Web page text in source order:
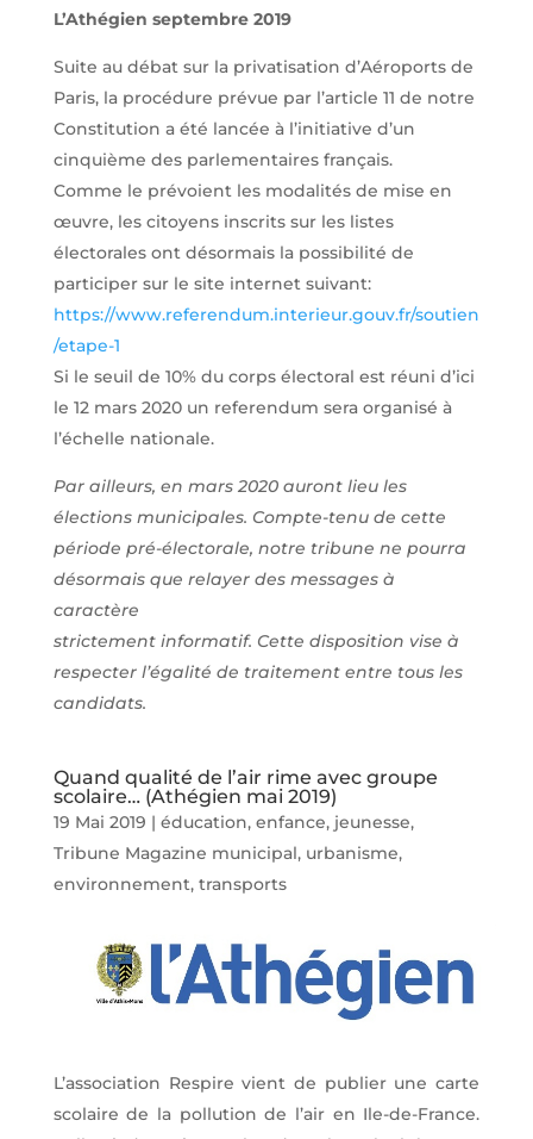
L’Athégien septembre 2019
Suite au débat sur la privatisation d’Aéroports de
Paris, la procédure prévue par l’article 11 de notre
Constitution a été lancée à l’initiative d’un
cinquième des parlementaires français.
Comme le prévoient les modalités de mise en
œuvre, les citoyens inscrits sur les listes
électorales ont désormais la possibilité de
participer sur le site internet suivant:
https://www.referendum.interieur.gouv.fr/soutien
/etape-1
Si le seuil de 10% du corps électoral est réuni d’ici
le 12 mars 2020 un referendum sera organisé à
l’échelle nationale.
Par ailleurs, en mars 2020 auront lieu les
élections municipales. Compte-tenu de cette
période pré-électorale, notre tribune ne pourra
désormais que relayer des messages à
caractère
strictement informatif. Cette disposition vise à
respecter l’égalité de traitement entre tous les
candidats.
Quand qualité de l’air rime avec groupe
scolaire… (Athégien mai 2019)
19 Mai 2019 | éducation, enfance, jeunesse,
Tribune Magazine municipal, urbanisme,
environnement, transports
L’association Respire vient de publier une carte
scolaire de la pollution de l’air en Ile-de-France.